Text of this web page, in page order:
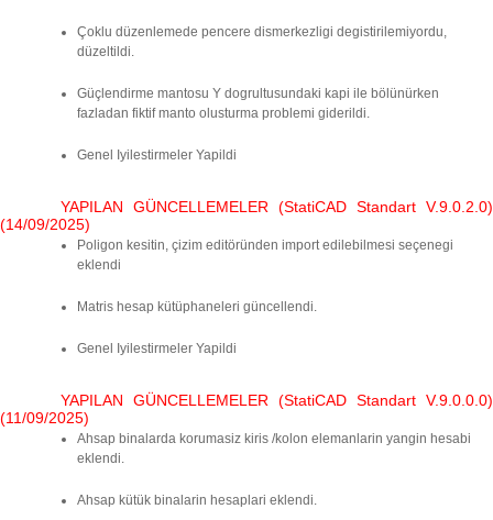
Çoklu düzenlemede pencere dismerkezligi degistirilemiyordu,
düzeltildi.
Güçlendirme mantosu Y dogrultusundaki kapi ile bölünürken
fazladan fiktif manto olusturma problemi giderildi.
Genel Iyilestirmeler Yapildi
YAPILAN GÜNCELLEMELER (StatiCAD Standart V.9.0.2.0)
(14/09/2025)
Poligon kesitin, çizim editöründen import edilebilmesi seçenegi
eklendi
Matris hesap kütüphaneleri güncellendi.
Genel Iyilestirmeler Yapildi
YAPILAN GÜNCELLEMELER (StatiCAD Standart V.9.0.0.0)
(11/09/2025)
Ahsap binalarda korumasiz kiris /kolon elemanlarin yangin hesabi
eklendi.
Ahsap kütük binalarin hesaplari eklendi.